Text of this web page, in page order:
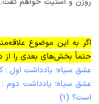
اگر به این موضوع
حتماً بخش‌های بعدی را از
عشق سیاه؛ یادداشت اول
عشق سیاه؛ یادداشت
است؟ (۱)